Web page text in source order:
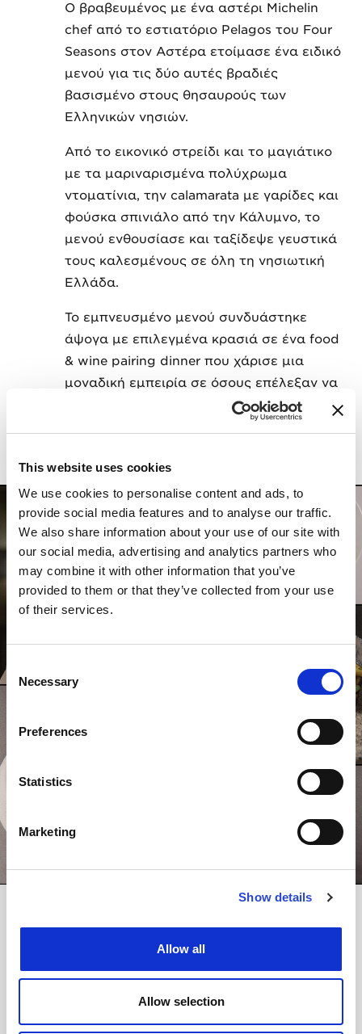
This website uses cookies
We use cookies to personalise content and ads, to
provide social media features and to analyse our traffic.
We also share information about your use of our site with
our social media, advertising and analytics partners who
may combine it with other information that you’ve
provided to them or that they’ve collected from your use
of their services.
Consent
Selection
Necessary
Preferences
Statistics
Marketing
Show details
Allow all
Allow selection
Ο βραβευμένος με ένα αστέρι Michelin
chef από το εστιατόριο Pelagos του Four
Seasons στον Αστέρα ετοίμασε ένα ειδικό
μενού για τις δύο αυτές βραδιές
βασισμένο στους θησαυρούς των
Ελληνικών νησιών.
Από το εικονικό στρείδι και το μαγιάτικο
με τα μαριναρισμένα πολύχρωμα
ντοματίνια, την calamarata με γαρίδες και
φούσκα σπινιάλο από την Κάλυμνο, το
μενού ενθουσίασε και ταξίδεψε γευστικά
τους καλεσμένους σε όλη τη νησιωτική
Ελλάδα.
Το εμπνευσμένο μενού συνδυάστηκε
άψογα με επιλεγμένα κρασιά σε ένα food
& wine pairing dinner που χάρισε μια
μοναδική εμπειρία σε όσους επέλεξαν να
NEWSLETTER